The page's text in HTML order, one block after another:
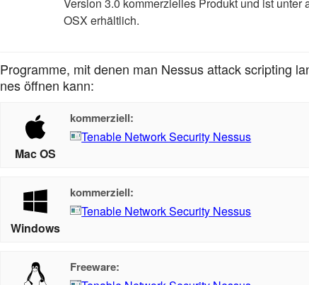
OSX erhältlich.
Programme, mit denen man Nessus attack scripting
nes öffnen kann:
Mac OS
kommerziell:
Tenable Network Security Nessus
Windows
kommerziell:
Tenable Network Security Nessus
Freeware: